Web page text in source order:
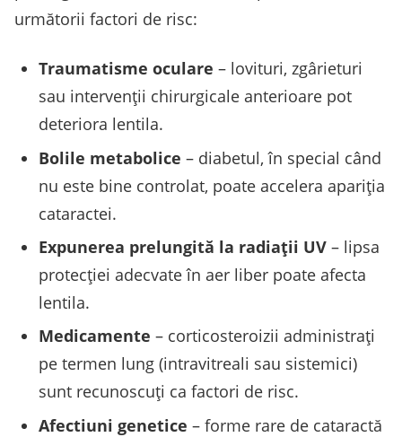
următorii factori de risc:
Traumatisme oculare – lovituri, zgârieturi
sau intervenții chirurgicale anterioare pot
deteriora lentila.
Bolile metabolice – diabetul, în special când
nu este bine controlat, poate accelera apariţia
cataractei.
Expunerea prelungită la radiaţii UV – lipsa
protecţiei adecvate în aer liber poate afecta
lentila.
Medicamente – corticosteroizii administraţi
pe termen lung (intravitreali sau sistemici)
sunt recunoscuţi ca factori de risc.
Afectiuni genetice – forme rare de cataractă